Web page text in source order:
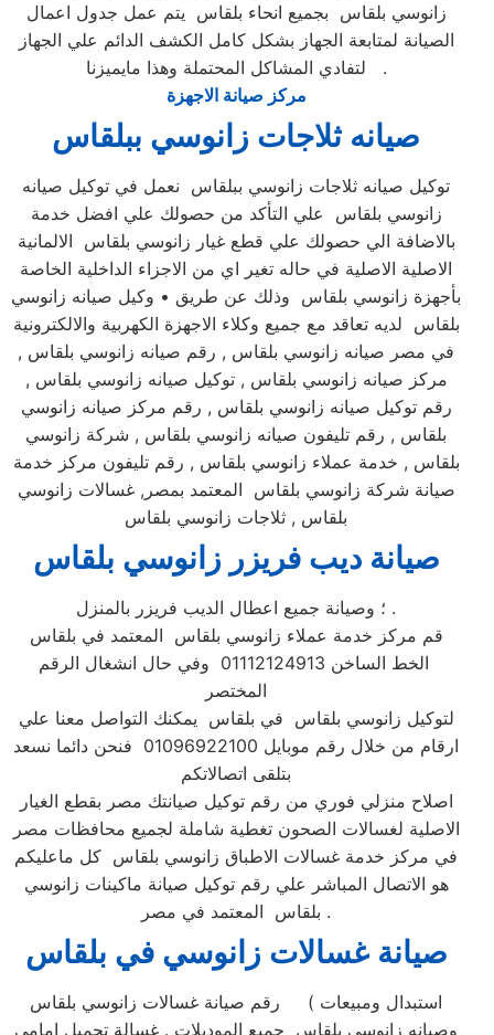
زانوسي بلقاس بجميع انحاء بلقاس يتم عمل جدول اعمال
الصيانة لمتابعة الجهاز بشكل كامل الكشف الدائم علي الجهاز
لتفادي المشاكل المحتملة وهذا مايميزنا .
مركز صيانة الاجهزة
صيانه ثلاجات زانوسي ببلقاس
توكيل صيانه ثلاجات زانوسي ببلقاس نعمل في توكيل صيانه
زانوسي بلقاس علي التأكد من حصولك علي افضل خدمة
بالاضافة الي حصولك علي قطع غيار زانوسي بلقاس الالمانية
الاصلية الاصلية في حاله تغير اي من الاجزاء الداخلية الخاصة
بأجهزة زانوسي بلقاس وذلك عن طريق • وكيل صيانه زانوسي
بلقاس لديه تعاقد مع جميع وكلاء الاجهزة الكهربية والالكترونية
في مصر صيانه زانوسي بلقاس , رقم صيانه زانوسي بلقاس ,
مركز صيانه زانوسي بلقاس , توكيل صيانه زانوسي بلقاس ,
رقم توكيل صيانه زانوسي بلقاس , رقم مركز صيانه زانوسي
بلقاس , رقم تليفون صيانه زانوسي بلقاس , شركة زانوسي
بلقاس , خدمة عملاء زانوسي بلقاس , رقم تليفون مركز خدمة
صيانة شركة زانوسي بلقاس المعتمد بمصر, غسالات زانوسي
بلقاس , ثلاجات زانوسي بلقاس
صيانة ديب فريزر زانوسي بلقاس
؛ وصيانة جميع اعطال الديب فريزر بالمنزل .
قم مركز خدمة عملاء زانوسي بلقاس المعتمد في بلقاس
الخط الساخن 01112124913 وفي حال انشغال الرقم
المختصر
لتوكيل زانوسي بلقاس في بلقاس يمكنك التواصل معنا علي
ارقام من خلال رقم موبايل 01096922100 فنحن دائما نسعد
بتلقى اتصالاتكم
اصلاح منزلي فوري من رقم توكيل صيانتك مصر بقطع الغيار
الاصلية لغسالات الصحون تغطية شاملة لجميع محافظات مصر
في مركز خدمة غسالات الاطباق زانوسي بلقاس كل ماعليكم
هو الاتصال المباشر علي رقم توكيل صيانة ماكينات زانوسي
بلقاس المعتمد في مصر .
صيانة غسالات زانوسي في بلقاس
رقم صيانة غسالات زانوسي بلقاس ( استبدال ومبيعات
وصيانه زانوسي بلقاس جميع الموديلات . غسالة تحميل امامي